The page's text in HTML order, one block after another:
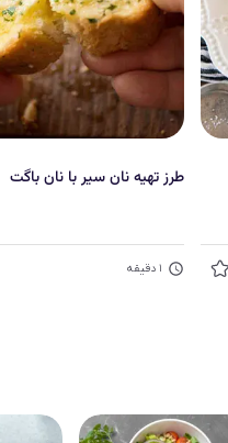
طرز تهیه نان سیر با نان باگت
۱ دقیقه